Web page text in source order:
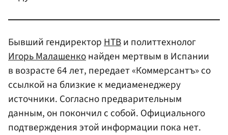
Бывший гендиректорНТВи политтехнолог
Игорь Малашенконайден мертвым в Испании
в возрасте 64 лет, передает «Коммерсантъ» со
ссылкой на близкие к медиаменеджеру
источники. Согласно предварительным
данным, он покончил с собой. Официального
подтверждения этой информации пока нет.